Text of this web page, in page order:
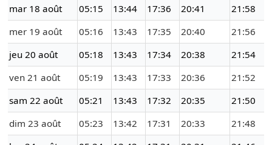
mar 18 août
05:15 13:44 17:36 20:41
21:58
mer 19 août
05:16 13:43 17:35 20:40
21:56
jeu 20 août
05:18 13:43 17:34 20:38
21:54
ven 21 août
05:19 13:43 17:33 20:36
21:52
sam 22 août
05:21 13:43 17:32 20:35
21:50
dim 23 août
05:23 13:42 17:31 20:33
21:48